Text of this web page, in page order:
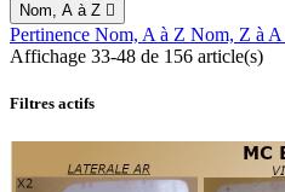
Nom, A à Z 
Pertinence Nom, A à Z Nom, Z à A
Affichage 33-48 de 156 article(s)
Filtres actifs